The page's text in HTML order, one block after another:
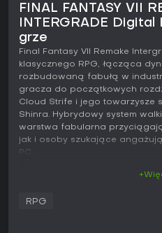
FINAL FANTASY VII
INTERGRADE
grze
Final Fantasy VII Remake
klasycznego RPG, łącząca
rozbudowaną fabułą w
gracza do początkowych
Cloud Strife i jego towarzysze
Shinra. Hybrydowy system
warstwa fabularna
jak i osoby szukające
PC.
RPG